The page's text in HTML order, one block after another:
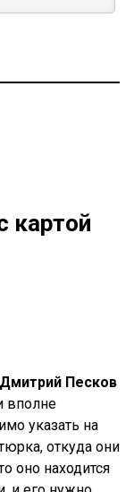
картой
Дмитрий Песков
вполне
указать на
откуда они
оно находится